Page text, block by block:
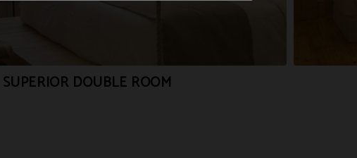
SUPERIOR DOUBLE ROOM